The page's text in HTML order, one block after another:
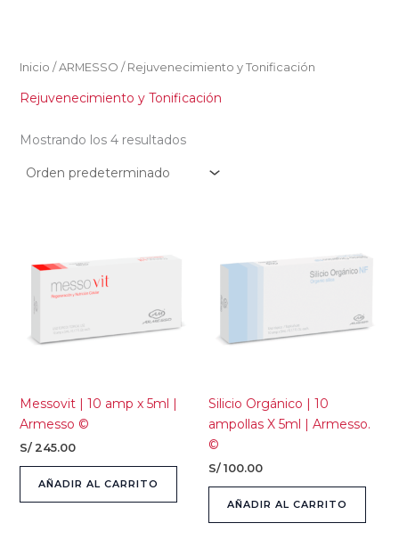
Inicio /ARMESSO / Rejuvenecimiento y Tonificación
Rejuvenecimiento y Tonificación
Mostrando los 4 resultados
Messovit | 10 amp x 5ml |
Armesso ©
S/245.00
AÑADIR AL CARRITO
Silicio Orgánico | 10
ampollas X 5ml | Armesso.
©
S/ 100.00
AÑADIR AL CARRITO